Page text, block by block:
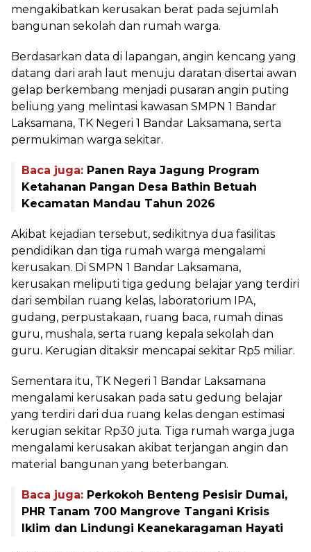
mengakibatkan kerusakan berat pada sejumlah
bangunan sekolah dan rumah warga.
Berdasarkan data di lapangan, angin kencang yang
datang dari arah laut menuju daratan disertai awan
gelap berkembang menjadi pusaran angin puting
beliung yang melintasi kawasan SMPN 1 Bandar
Laksamana, TK Negeri 1 Bandar Laksamana, serta
permukiman warga sekitar.
Baca juga: Panen Raya Jagung Program
Ketahanan Pangan Desa Bathin Betuah
Kecamatan Mandau Tahun 2026
Akibat kejadian tersebut, sedikitnya dua fasilitas
pendidikan dan tiga rumah warga mengalami
kerusakan. Di SMPN 1 Bandar Laksamana,
kerusakan meliputi tiga gedung belajar yang terdiri
dari sembilan ruang kelas, laboratorium IPA,
gudang, perpustakaan, ruang baca, rumah dinas
guru, mushala, serta ruang kepala sekolah dan
guru. Kerugian ditaksir mencapai sekitar Rp5 miliar.
Sementara itu, TK Negeri 1 Bandar Laksamana
mengalami kerusakan pada satu gedung belajar
yang terdiri dari dua ruang kelas dengan estimasi
kerugian sekitar Rp30 juta. Tiga rumah warga juga
mengalami kerusakan akibat terjangan angin dan
material bangunan yang beterbangan.
Baca juga: Perkokoh Benteng Pesisir Dumai,
PHR Tanam 700 Mangrove Tangani Krisis
Iklim dan Lindungi Keanekaragaman Hayati